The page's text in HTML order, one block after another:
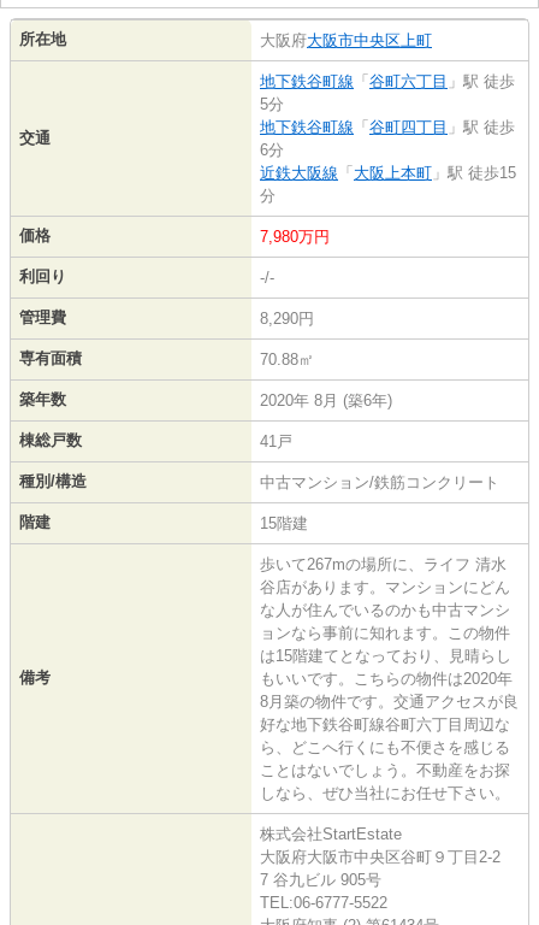
所在地 大阪府大阪市中央区上町
交通
地下鉄谷町線 「 谷町六丁目 」駅 徒歩
5分
地下鉄谷町線 「 谷町四丁目 」駅 徒歩
6分
近鉄大阪線 「 大阪上本町 」駅 徒歩15
分
価格 7,980万円
利回り -/-
管理費 8,290円
専有面積 70.88㎡
築年数 2020年 8月 (築6年)
棟総戸数 41戸
種別/構造 中古マンション/鉄筋コンクリート
階建 15階建
備考
歩いて267mの場所に、ライフ 清水
谷店があります。マンションにどん
な人が住んでいるのかも中古マンシ
ョンなら事前に知れます。この物件
は15階建てとなっており、見晴らし
もいいです。こちらの物件は2020年
8月築の物件です。交通アクセスが良
好な地下鉄谷町線谷町六丁目周辺な
ら、どこへ行くにも不便さを感じる
ことはないでしょう。不動産をお探
しなら、ぜひ当社にお任せ下さい。
株式会社StartEstate
大阪府大阪市中央区谷町９丁目2-2
7 谷九ビル 905号
TEL:06-6777-5522